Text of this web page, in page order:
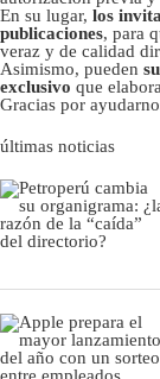
En su lugar, los
publicaciones, para
veraz y de calidad
Asimismo, pueden
exclusivo que
Gracias por
últimas noticias